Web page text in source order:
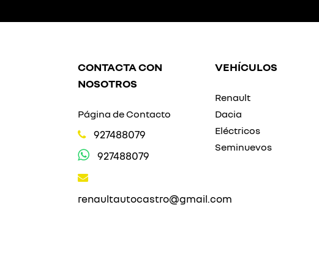
CONTACTA CON
NOSOTROS
Página de Contacto
927488079
927488079
renaultautocastro@gmail.com
VEHÍCULOS
Renault
Dacia
Eléctricos
Seminuevos